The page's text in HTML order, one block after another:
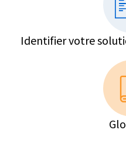
Identifier votre